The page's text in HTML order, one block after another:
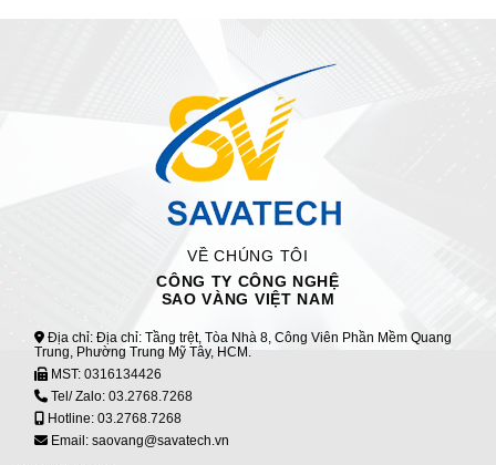
VỀ CHÚNG TÔI
CÔNG TY CÔNG NGHỆ
SAO VÀNG VIỆT NAM
Địa chỉ: Địa chỉ: Tầng trệt, Tòa Nhà 8, Công Viên Phần Mềm Quang
Trung, Phường Trung Mỹ Tây, HCM.
MST: 0316134426
Tel/ Zalo: 03.2768.7268
Hotline: 03.2768.7268
Email: saovang@savatech.vn